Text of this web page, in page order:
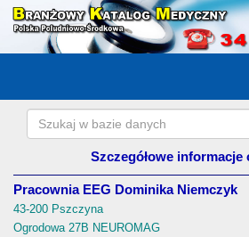
Szczegółowe informacje
Pracownia EEG Dominika Niemczyk
43-200 Pszczyna
Ogrodowa 27B NEUROMAG